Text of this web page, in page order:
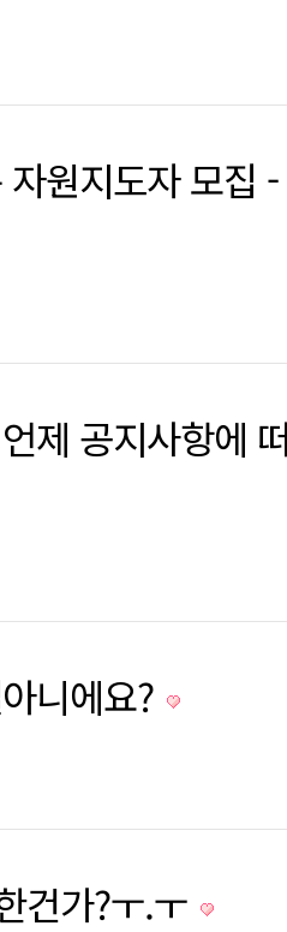
원지도자 모집
제 공지사항에
니에요?
건가?ㅜ.ㅜ